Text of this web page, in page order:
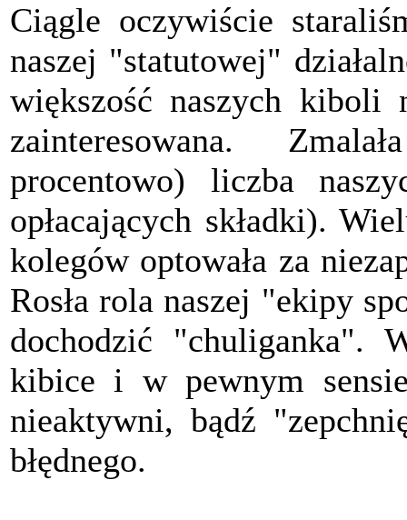
Ciągle oczywiście
naszej "statutowej"
większość naszych kiboli
zainteresowana.
procentowo) liczba
opłacających składki).
kolegów optowała za
Rosła rola naszej "ekipy
dochodzić "chuliganka".
kibice i w pewnym
nieaktywni, bądź
błędnego.